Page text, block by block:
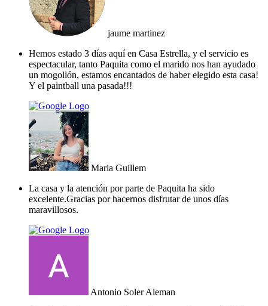
jaume martinez
Hemos estado 3 días aquí en Casa Estrella, y el servicio es
espectacular, tanto Paquita como el marido nos han ayudado
un mogollón, estamos encantados de haber elegido esta casa!
Y el paintball una pasada!!!
Maria Guillem
La casa y la atención por parte de Paquita ha sido
excelente.Gracias por hacernos disfrutar de unos días
maravillosos.
Antonio Soler Aleman